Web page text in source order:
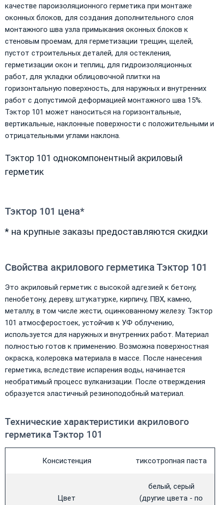
качестве пароизоляционного герметика при монтаже
оконных блоков, для создания дополнительного слоя
монтажного шва узла примыкания оконных блоков к
стеновым проемам, для герметизации трещин, щелей,
пустот строительных деталей, для остекления,
герметизации окон и теплиц, для гидроизоляционных
работ, для укладки облицовочной плитки на
горизонтальную поверхность, для наружных и внутренних
работ с допустимой деформацией монтажного шва 15%.
Тэктор 101 может наноситься на горизонтальные,
вертикальные, наклонные поверхности с положительными и
отрицательными углами наклона.
Тэктор 101 однокомпонентный акриловый
герметик
Тэктор 101 цена*
* на крупные заказы предоставляются скидки
Свойства акрилового герметика Тэктор 101
Это акриловый герметик с высокой адгезией к бетону,
пенобетону, дереву, штукатурке, кирпичу, ПВХ, камню,
металлу, в том числе жести, оцинкованному железу. Тэктор
101 атмосферостоек, устойчив к УФ облучению,
используется для наружных и внутренних работ. Материал
полностью готов к применению. Возможна поверхностная
окраска, колеровка материала в массе. После нанесения
герметика, вследствие испарения воды, начинается
необратимый процесс вулканизации. После отверждения
образуется эластичный резиноподобный материал.
Технические характеристики акрилового
герметика Тэктор 101
Консистенция тиксотропная паста
Цвет
белый, серый
(другие цвета - по